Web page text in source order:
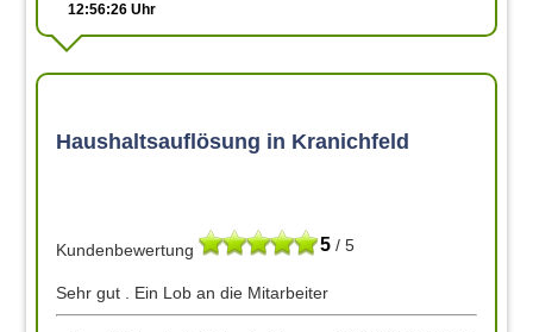
12:56:26 Uhr
Haushaltsauflösung in Kranichfeld
5 / 5
Kundenbewertung
Sehr gut . Ein Lob an die Mitarbeiter